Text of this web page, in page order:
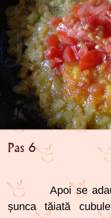
Pas 6
Apoi se
șunca tăiată